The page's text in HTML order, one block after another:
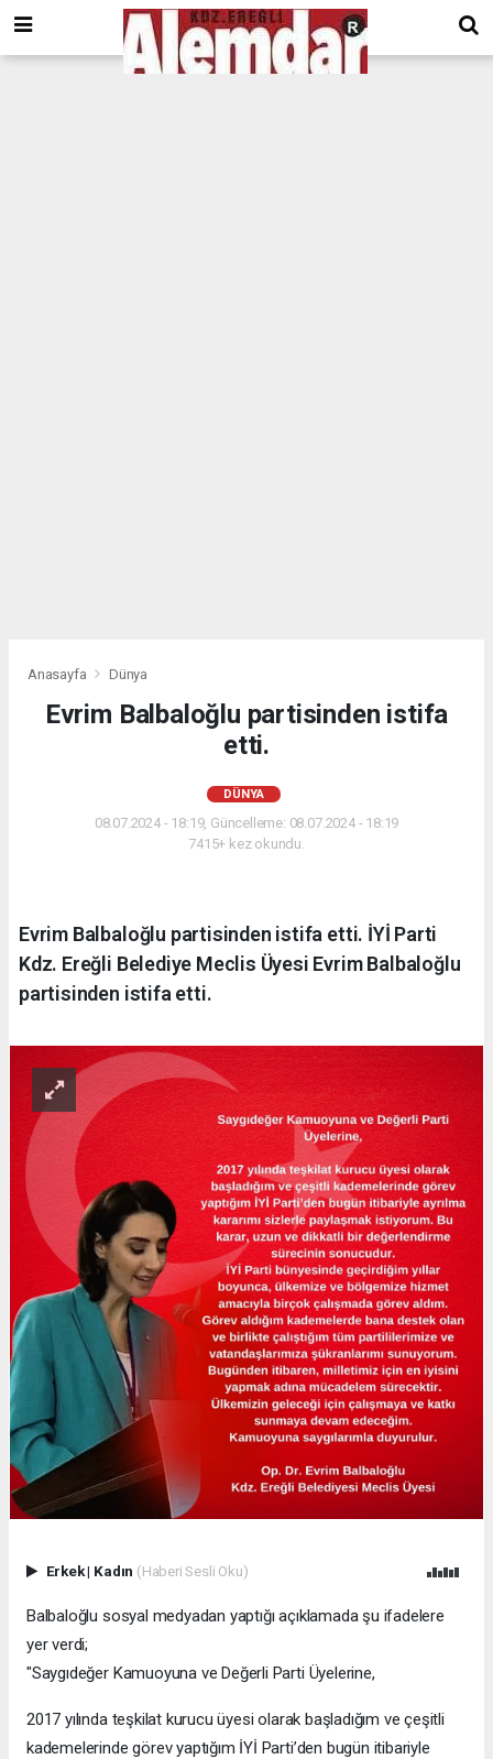
google.com, pub-8201930440372555, DIRECT, f08c47fec0942fa0
Anasayfa Dünya
Evrim Balbaloğlu partisinden istifa
etti.
DÜNYA
08.07.2024 - 18:19, Güncelleme: 08.07.2024 - 18:19
7415+ kez okundu.
Evrim Balbaloğlu partisinden istifa etti. İYİ Parti
Kdz. Ereğli Belediye Meclis Üyesi Evrim Balbaloğlu
partisinden istifa etti.
Erkek| Kadın (Haberi Sesli Oku)
Balbaloğlu sosyal medyadan yaptığı açıklamada şu ifadelere
yer verdi;
"Saygıdeğer Kamuoyuna ve Değerli Parti Üyelerine,
2017 yılında teşkilat kurucu üyesi olarak başladığım ve çeşitli
kademelerinde görev yaptığım İYİ Parti’den bugün itibariyle